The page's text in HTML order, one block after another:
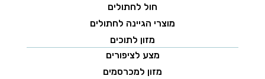
חול לחתולים
מוצרי הגיינה לחתולים
מזון לתוכים
מצע לציפורים
מזון למכרסמים